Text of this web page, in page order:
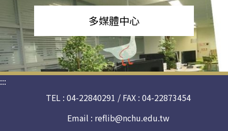
多媒體中心
:::
TEL : 04-22840291 / FAX : 04-22873454
Email : reflib@nchu.edu.tw